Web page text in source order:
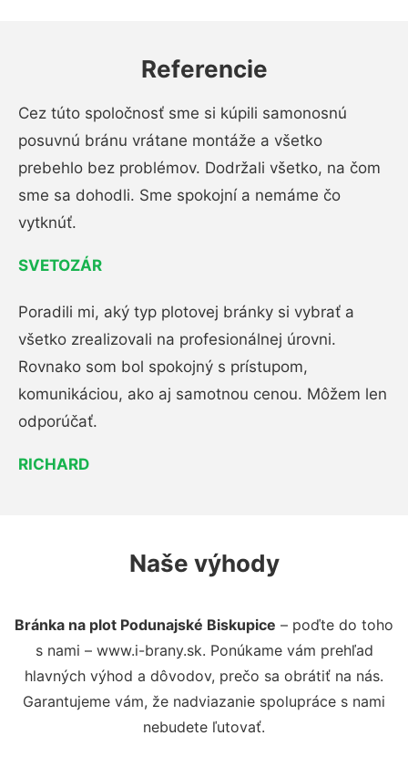
Referencie
Cez túto spoločnosť sme si kúpili samonosnú
posuvnú bránu vrátane montáže a všetko
prebehlo bez problémov. Dodržali všetko, na čom
sme sa dohodli. Sme spokojní a nemáme čo
vytknúť.
SVETOZÁR
Poradili mi, aký typ plotovej bránky si vybrať a
všetko zrealizovali na profesionálnej úrovni.
Rovnako som bol spokojný s prístupom,
komunikáciou, ako aj samotnou cenou. Môžem len
odporúčať.
RICHARD
Naše výhody
Bránka na plot Podunajské Biskupice – poďte do toho
s nami – www.i-brany.sk. Ponúkame vám prehľad
hlavných výhod a dôvodov, prečo sa obrátiť na nás.
Garantujeme vám, že nadviazanie spolupráce s nami
nebudete ľutovať.